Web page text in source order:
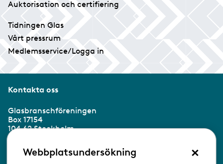
Auktorisation och certifiering
Tidningen Glas
Vårt pressrum
Medlemsservice/Logga in
Kontakta oss
Glasbranschföreningen
Box 17154
104 62 Stockholm
Besöksadress:
Ringvägen 100
Webbplatsundersökning ×